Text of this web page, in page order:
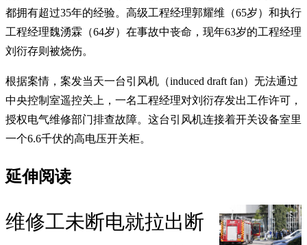
都拥有超过35年的经验。高级工程经理郭耀维（65岁）和执行
工程经理魏湧霖（64岁）在事故中丧命，现年63岁的工程经理
刘衍存则被烧伤。
根据案情，案发当天一台引风机（induced draft fan）无法通过
中央控制室遥控关上，一名工程经理对刘衍存发出工作许可，
授权电气维修部门排查故障。这台引风机连接着开关设备室里
一个6.6千伏的高电压开关柜。
延伸阅读
维修工未断电就拉出断